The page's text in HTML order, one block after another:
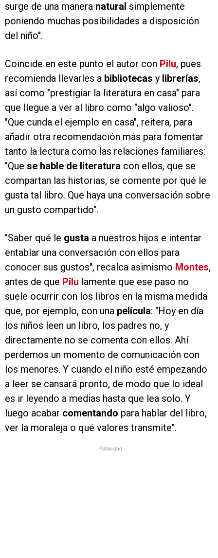
surge de una manera natural simplemente
poniendo muchas posibilidades a disposición
del niño".
Coincide en este punto el autor con Pilu, pues
recomienda llevarles a bibliotecas y librerías,
así como "prestigiar la literatura en casa" para
que llegue a ver al libro como "algo valioso".
"Que cunda el ejemplo en casa", reitera, para
añadir otra recomendación más para fomentar
tanto la lectura como las relaciones familiares:
"Que se hable de literatura con ellos, que se
compartan las historias, se comente por qué le
gusta tal libro. Que haya una conversación sobre
un gusto compartido".
"Saber qué le gusta a nuestros hijos e intentar
entablar una conversación con ellos para
conocer sus gustos", recalca asimismo Montes,
antes de que Pilu lamente que ese paso no
suele ocurrir con los libros en la misma medida
que, por ejemplo, con una película: "Hoy en día
los niños leen un libro, los padres no, y
directamente no se comenta con ellos. Ahí
perdemos un momento de comunicación con
los menores. Y cuando el niño esté empezando
a leer se cansará pronto, de modo que lo ideal
es ir leyendo a medias hasta que lea solo. Y
luego acabar comentando para hablar del libro,
ver la moraleja o qué valores transmite".
Publicidad